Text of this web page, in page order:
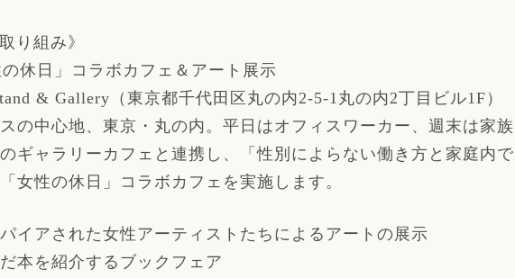
り組み》
休日」コラボカフェ＆アート展示
& Gallery（東京都千代田区丸の内2-5-1丸の内2丁目ビル1F）
の中心地、東京・丸の内。平日はオフィスワーカー、週末は家族
ギャラリーカフェと連携し、「性別によらない働き方と家庭内で
女性の休日」コラボカフェを実施します。
イアされた女性アーティストたちによるアートの展示
本を紹介するブックフェア